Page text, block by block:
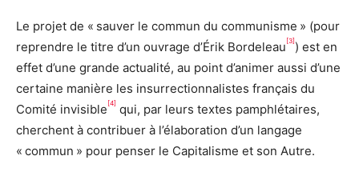
Le projet de « sauver le commun du communisme » (pour
reprendre le titre d’un ouvrage d’Érik Bordeleau [3] ) est en
effet d’une grande actualité, au point d’animer aussi d’une
certaine manière les insurrectionnalistes français du
Comité invisible [4] qui, par leurs textes pamphlétaires,
cherchent à contribuer à l’élaboration d’un langage
« commun » pour penser le Capitalisme et son Autre.